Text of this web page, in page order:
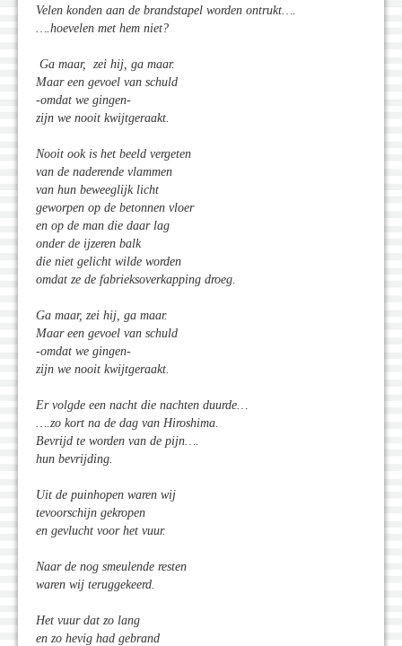
Velen konden aan de brandstapel worden ontrukt….
….hoevelen met hem niet?
Ga maar, zei hij, ga maar.
Maar een gevoel van schuld
-omdat we gingen-
zijn we nooit kwijtgeraakt.
Nooit ook is het beeld vergeten
van de naderende vlammen
van hun beweeglijk licht
geworpen op de betonnen vloer
en op de man die daar lag
onder de ijzeren balk
die niet gelicht wilde worden
omdat ze de fabrieksoverkapping droeg.
Ga maar, zei hij, ga maar.
Maar een gevoel van schuld
-omdat we gingen-
zijn we nooit kwijtgeraakt.
Er volgde een nacht die nachten duurde…
….zo kort na de dag van Hiroshima.
Bevrijd te worden van de pijn….
hun bevrijding.
Uit de puinhopen waren wij
tevoorschijn gekropen
en gevlucht voor het vuur.
Naar de nog smeulende resten
waren wij teruggekeerd.
Het vuur dat zo lang
en zo hevig had gebrand